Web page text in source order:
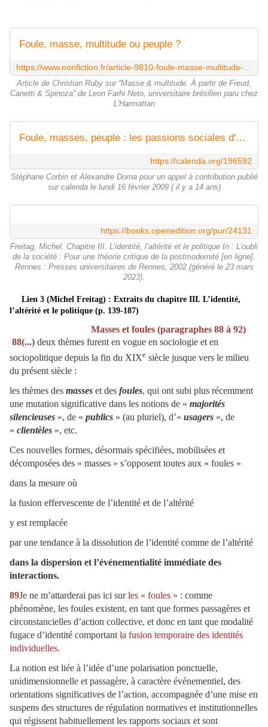
Foule, masse, multitude ou peuple ?
Article de Christian Ruby sur ''Masse & multitude. À partir de Freud,
Canetti & Spinoza'' de Leon Farhi Neto, universitaire brésilien paru chez
L'Harmattan
Foule, masses, peuple : les passions sociales d'hier et d'aujourd'hui
https://calenda.org/196592
Stéphane Corbin et Alexandre Dorna pour un appel à contribution publié
sur calenda le lundi 16 février 2009 ( il y a 14 ans)
https://books.openedition.org/pur/24131
Freitag, Michel. Chapitre III. L’identité, l’altérité et le politique In : L'oubli
de la société : Pour une théorie critique de la postmodernité [en ligne].
Rennes : Presses universitaires de Rennes, 2002 (généré le 23 mars
2023).
Lien 3 (Michel Freitag) : Extraits du chapitre III. L’identité,
l’altérité et le politique (p. 139-187)
Masses et foules (paragraphes 88 à 92)
88(...) deux thèmes furent en vogue en sociologie et en
sociopolitique depuis la fin du XIXe siècle jusque vers le milieu
du présent siècle :
les thèmes des masses et des foules, qui ont subi plus récemment
une mutation significative dans les notions de « majorités
silencieuses », de « publics » (au pluriel), d’« usagers », de
« clientèles », etc.
Ces nouvelles formes, désormais spécifiées, mobilisées et
décomposées des « masses » s’opposent toutes aux « foules »
dans la mesure où
la fusion effervescente de l’identité et de l’altérité
y est remplacée
par une tendance à la dissolution de l’identité comme de l’altérité
dans la dispersion et l’événementialité immédiate des
interactions.
89Je ne m’attarderai pas ici surles « foules » : comme
phénomène, les foules existent, en tant que formes passagères et
circonstancielles d’action collective, et donc en tant que modalité
fugace d’identité comportant la fusion temporaire des identités
individuelles.
La notion est liée à l’idée d’une polarisation ponctuelle,
unidimensionnelle et passagère, à caractère événementiel, des
orientations significatives de l’action, accompagnée d’une mise en
suspens des structures de régulation normatives et institutionnelles
qui régissent habituellement les rapports sociaux et sont